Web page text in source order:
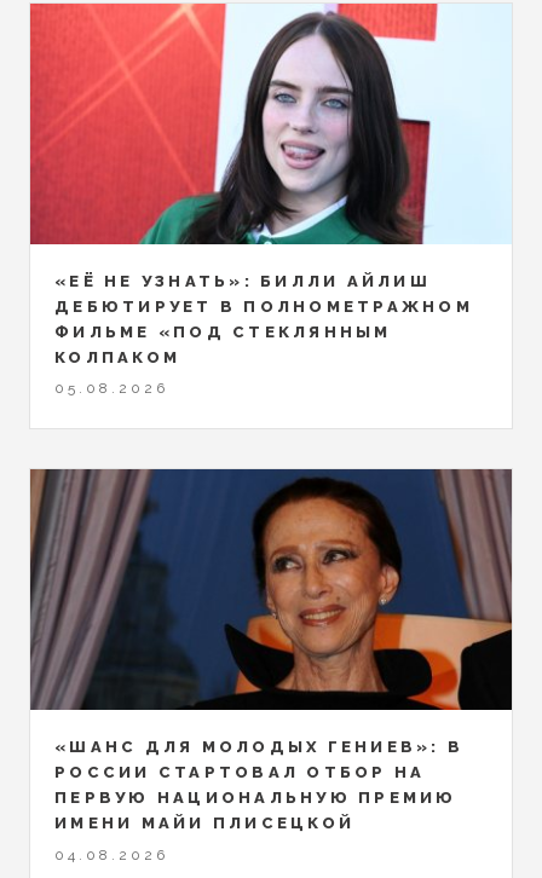
«ЕЁ НЕ УЗНАТЬ»: БИЛЛИ АЙЛИШ
ДЕБЮТИРУЕТ В ПОЛНОМЕТРАЖНОМ
ФИЛЬМЕ «ПОД СТЕКЛЯННЫМ
КОЛПАКОМ
05.08.2026
«ШАНС ДЛЯ МОЛОДЫХ ГЕНИЕВ»: В
РОССИИ СТАРТОВАЛ ОТБОР НА
ПЕРВУЮ НАЦИОНАЛЬНУЮ ПРЕМИЮ
ИМЕНИ МАЙИ ПЛИСЕЦКОЙ
04.08.2026